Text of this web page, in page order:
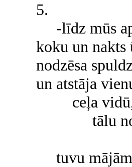
5.
-līdz mūs
koku un nakts
nodzēsa
un atstāja
ceļa
tālu no
tuvu